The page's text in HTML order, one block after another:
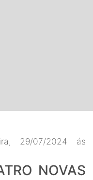
29/07/2024 ás
NOVAS